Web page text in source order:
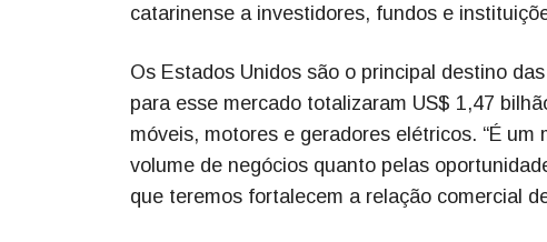
catarinense a investidores, fundos e
Os Estados Unidos são o principal destino
para esse mercado totalizaram US$ 1,47
móveis, motores e geradores elétricos. “É
volume de negócios quanto pelas
que teremos fortalecem a relação comercial